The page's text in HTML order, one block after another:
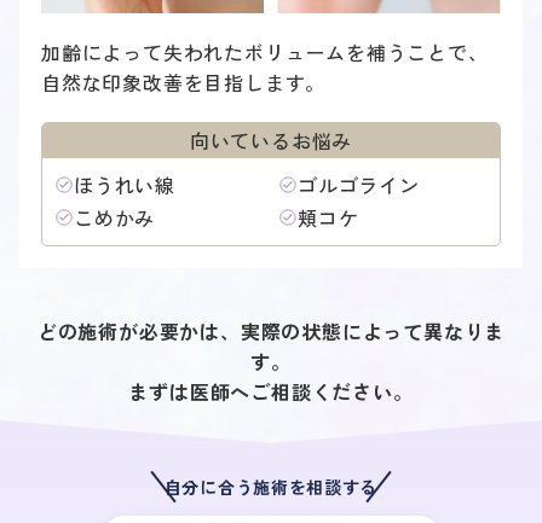
加齢によって失われたボリュームを補うことで、
自然な印象改善を目指します。
向いているお悩み
ほうれい線
ゴルゴライン
こめかみ
頬コケ
どの施術が必要かは、実際の状態によって異なりま
す。
まずは医師へご相談ください。
自分に合う施術を相談する